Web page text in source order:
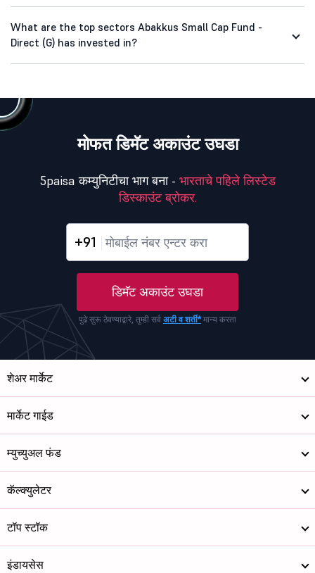
What are the top sectors Abakkus Small Cap Fund -
Direct (G) has invested in?
मोफत डिमॅट अकाउंट उघडा
5paisa कम्युनिटीचा भाग बना - भारताचे पहिले लिस्टेड
डिस्काउंट ब्रोकर.
+91
डिमॅट अकाउंट उघडा
पुढे सुरू ठेवण्याद्वारे, तुम्ही सर्व अटी व शर्ती*मान्य करता
शेअर मार्केट
मार्केट गाईड
म्युच्युअल फंड
कॅल्क्युलेटर
टॉप स्टॉक
इंडायसेस